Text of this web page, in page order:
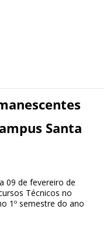
Santa
09 de fevereiro de
Técnicos no
1º semestre do ano